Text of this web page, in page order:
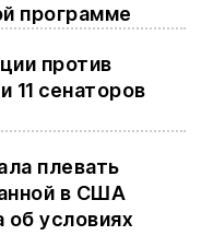
программе
против
11 сенаторов
плевать
в США
об условиях